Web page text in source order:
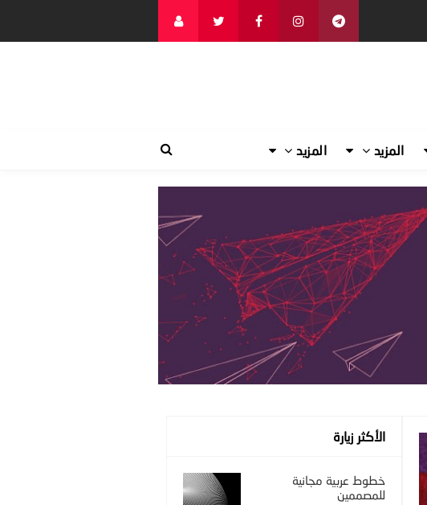
المزيد المزيد
الأكثر زيارة
خطوط عربية مجانية
للمصممين